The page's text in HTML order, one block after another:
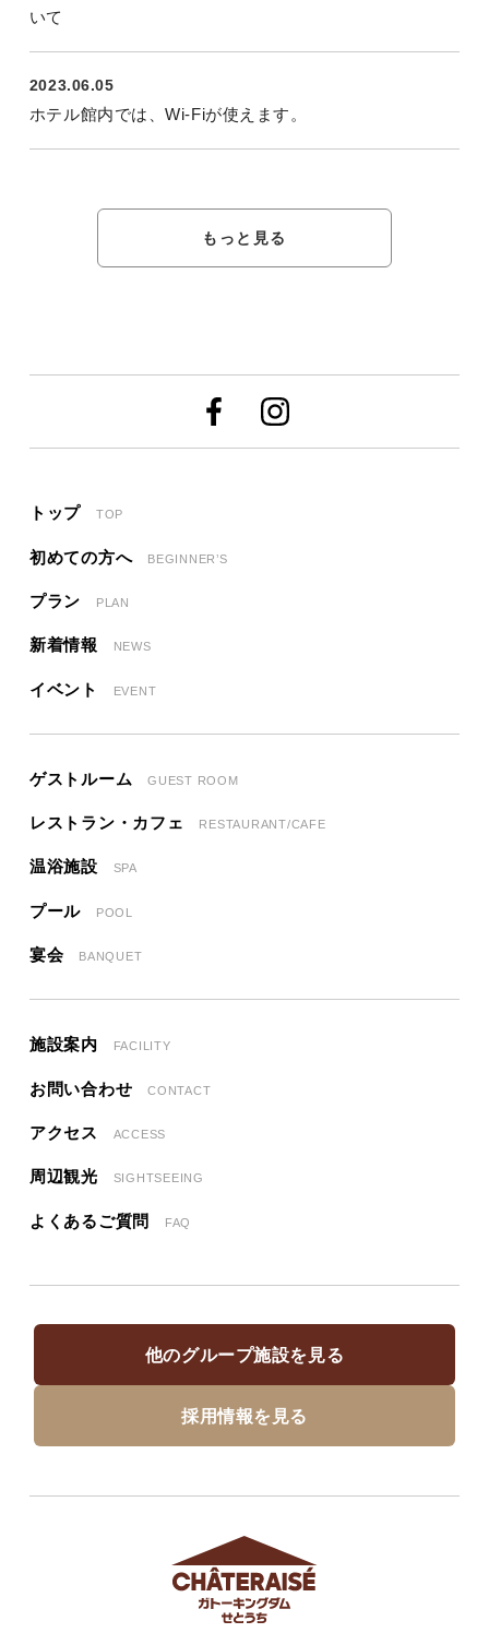
いて
2023.06.05
ホテル館内では、Wi-Fiが使えます。
もっと見る
トップ TOP
初めての方へ BEGINNER’S
プラン PLAN
新着情報 NEWS
イベント EVENT
ゲストルーム GUEST ROOM
レストラン・カフェ RESTAURANT/CAFE
温浴施設 SPA
プール POOL
宴会 BANQUET
施設案内 FACILITY
お問い合わせ CONTACT
アクセス ACCESS
周辺観光 SIGHTSEEING
よくあるご質問 FAQ
他のグループ施設を見る
採用情報を見る